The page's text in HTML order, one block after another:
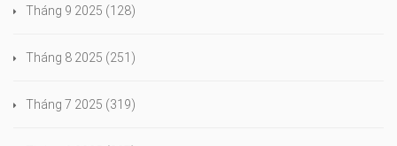
Tháng 9 2025 (128)
Tháng 8 2025 (251)
Tháng 7 2025 (319)